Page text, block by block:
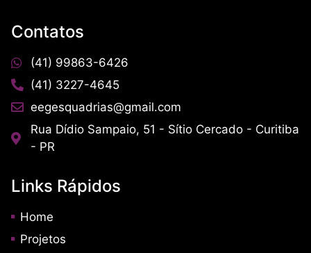
Contatos
(41) 99863-6426
(41) 3227-4645
eegesquadrias@gmail.com
Rua Dídio Sampaio, 51 - Sítio Cercado - Curitiba
- PR
Links Rápidos
Home
Projetos